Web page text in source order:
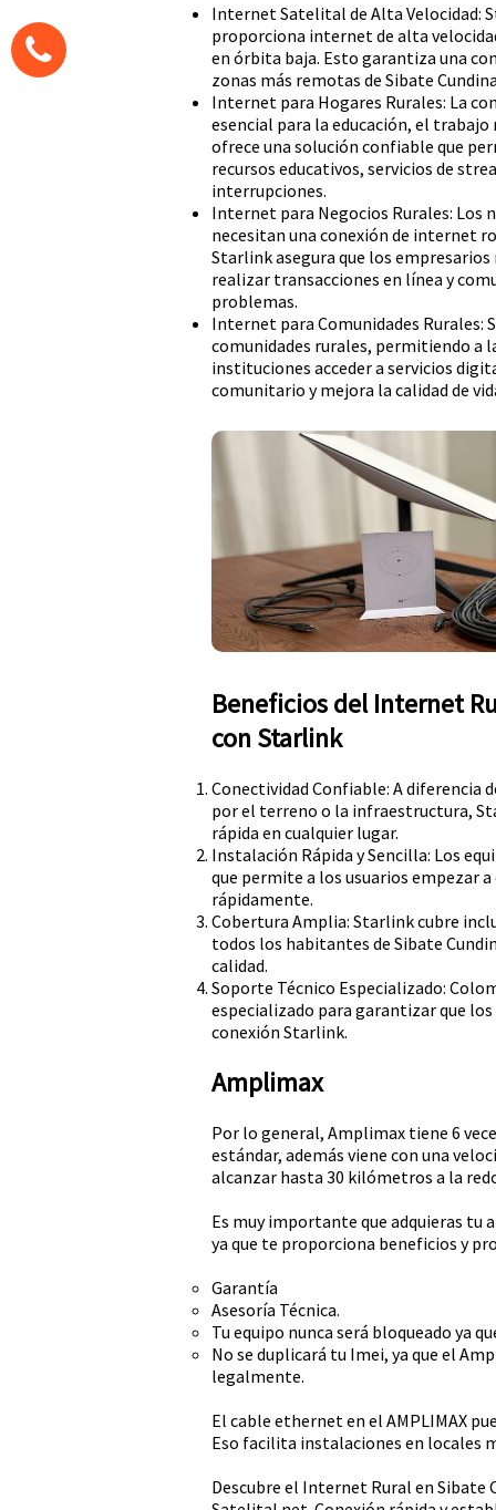
Internet Satelital de Alta Velocidad:
proporciona internet de alta
en órbita baja. Esto garantiza una
zonas más remotas de Sibate
Internet para Hogares Rurales: La
esencial para la educación, el
ofrece una solución confiable que
recursos educativos, servicios de
interrupciones.
Internet para Negocios Rurales: Los
necesitan una conexión de internet
Starlink asegura que los
realizar transacciones en línea y
problemas.
Internet para Comunidades
comunidades rurales, permitiendo a
instituciones acceder a servicios
comunitario y mejora la calidad de
Beneficios del Internet
con Starlink
Conectividad Confiable: A diferencia
por el terreno o la infraestructura,
rápida en cualquier lugar.
Instalación Rápida y Sencilla: Los
que permite a los usuarios empezar
rápidamente.
Cobertura Amplia: Starlink cubre
todos los habitantes de Sibate
calidad.
Soporte Técnico Especializado:
especializado para garantizar que
conexión Starlink.
Amplimax
Por lo general, Amplimax tiene 6
estándar, además viene con una
alcanzar hasta 30 kilómetros a la
Es muy importante que adquieras
ya que te proporciona beneficios y
Garantía
Asesoría Técnica.
Tu equipo nunca será bloqueado ya
No se duplicará tu Imei, ya que el
legalmente.
El cable ethernet en el AMPLIMAX
Eso facilita instalaciones en locales
Descubre el Internet Rural en Sibate